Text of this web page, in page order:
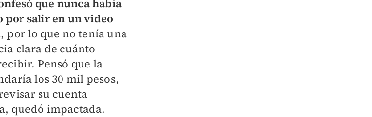
que nunca había
por salir en un video
, por lo que no tenía una
clara de cuánto
Pensó que la
los 30 mil pesos,
su cuenta
quedó impactada.